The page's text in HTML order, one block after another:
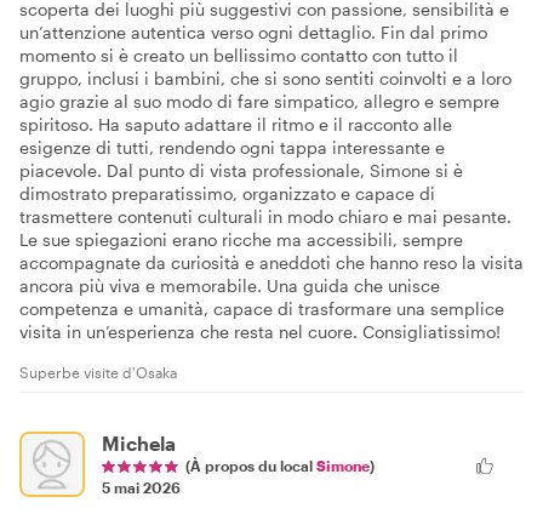
scoperta dei luoghi più suggestivi con passione, sensibilità e
un’attenzione autentica verso ogni dettaglio. Fin dal primo
momento si è creato un bellissimo contatto con tutto il
gruppo, inclusi i bambini, che si sono sentiti coinvolti e a loro
agio grazie al suo modo di fare simpatico, allegro e sempre
spiritoso. Ha saputo adattare il ritmo e il racconto alle
esigenze di tutti, rendendo ogni tappa interessante e
piacevole. Dal punto di vista professionale, Simone si è
dimostrato preparatissimo, organizzato e capace di
trasmettere contenuti culturali in modo chiaro e mai pesante.
Le sue spiegazioni erano ricche ma accessibili, sempre
accompagnate da curiosità e aneddoti che hanno reso la visita
ancora più viva e memorabile. Una guida che unisce
competenza e umanità, capace di trasformare una semplice
visita in un’esperienza che resta nel cuore. Consigliatissimo!
Superbe visite d'Osaka
Michela
(À propos du local Simone)
5 mai 2026